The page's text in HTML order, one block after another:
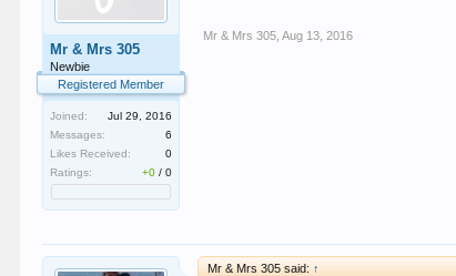
Mr & Mrs 305
Newbie
Registered Member
Joined:
Jul 29, 2016
Messages:
6
Likes Received:
0
Ratings:
+0 /0
Mr & Mrs 305 Aug 13, 2016
Mr & Mrs 305 said: ↑